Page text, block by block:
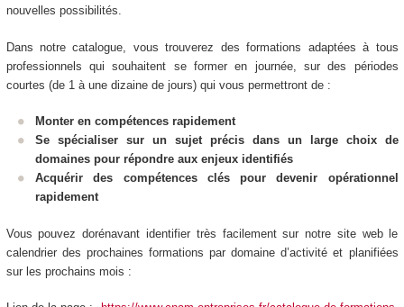
nouvelles possibilités.
Dans notre catalogue, vous trouverez des formations adaptées à tous
professionnels qui souhaitent se former en journée, sur des périodes
courtes (de 1 à une dizaine de jours) qui vous permettront de :
Monter en compétences rapidement
Se spécialiser sur un sujet précis dans un large choix de
domaines pour répondre aux enjeux identifiés
Acquérir des compétences clés pour devenir opérationnel
rapidement
Vous pouvez dorénavant identifier très facilement sur notre site web le
calendrier des prochaines formations par domaine d’activité et planifiées
sur les prochains mois :